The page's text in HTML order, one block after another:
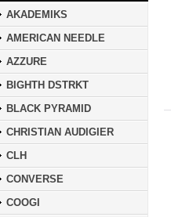
AKADEMIKS
AMERICAN NEEDLE
AZZURE
BIGHTH DSTRKT
BLACK PYRAMID
CHRISTIAN AUDIGIER
CLH
CONVERSE
COOGI